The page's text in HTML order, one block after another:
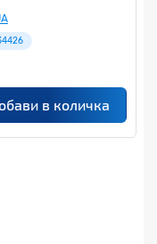
в количка